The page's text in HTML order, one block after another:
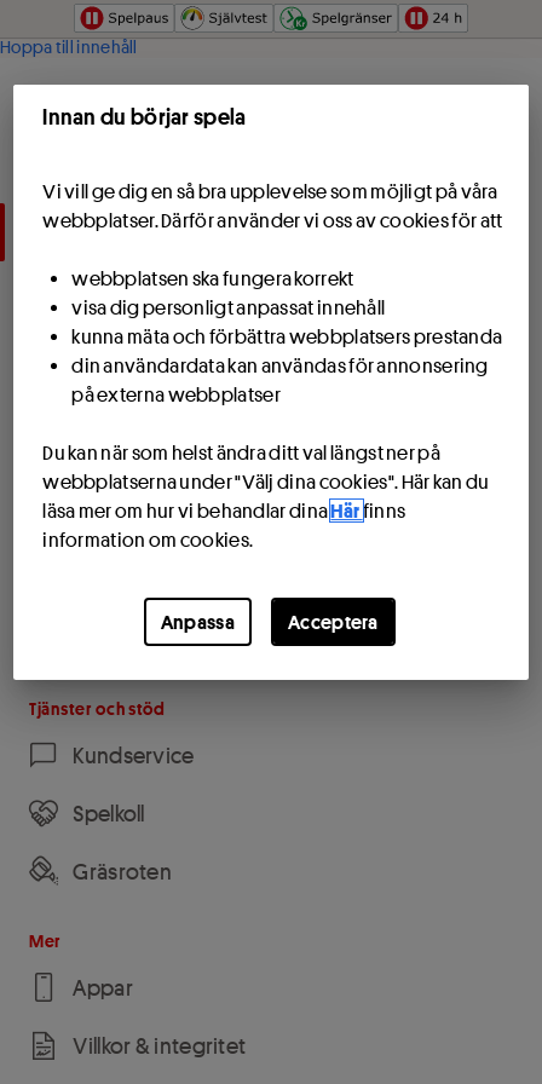
Hoppa till innehåll
Start
Spela
Spel
PIX - Färdiga spel
Resultat
Sportservice
Spela tillsammans
Spela i lag
Köpta andelar
Tjänster och stöd
Kundservice
Spelkoll
Gräsroten
Mer
Appar
Villkor & integritet
Innan du börjar spela
Vi vill ge dig en så bra upplevelse som möjligt på våra
webbplatser. Därför använder vi oss av cookies för att
webbplatsen ska fungera korrekt
visa dig personligt anpassat innehåll
kunna mäta och förbättra webbplatsers prestanda
din användardata kan användas för annonsering
på externa webbplatser
Du kan när som helst ändra ditt val längst ner på
webbplatserna under "Välj dina cookies". Här kan du
läsa mer om hur vi behandlar dinaHär finns
information om cookies.
Anpassa Acceptera